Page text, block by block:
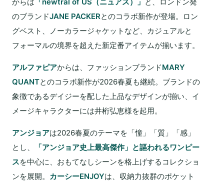
のブランドJANE PACKERとのコラボ新作が登場。ロン
グベスト、ノーカラージャケットなど、カジュアルと
フォーマルの境界を超えた新定番アイテムが揃います。
アルファピアからは、ファッションブランドMARY
QUANTとのコラボ新作が2026春夏も継続。ブランドの
象徴であるデイジーを配した上品なデザインが揃い、イ
メージキャラクターには井桁弘恵様を起用。
アンジョアは2026春夏のテーマを「憧」「質」「感」
とし、
「アンジョア史上最高傑作」と謳われるワンピー
スを中心に、おもてなしシーンを格上げするコレクショ
ンを展開。
カーシーENJOYは、収納力抜群のポケット